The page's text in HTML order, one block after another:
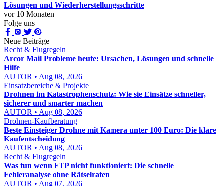
Lösungen und Wiederherstellungsschritte
vor 10 Monaten
Folge uns
Neue Beiträge
Recht & Flugregeln
Arcor Mail Probleme heute: Ursachen, Lösungen und schnelle
Hilfe
AUTOR • Aug 08, 2026
Einsatzbereiche & Projekte
Drohnen im Katastrophenschutz: Wie sie Einsätze schneller,
sicherer und smarter machen
AUTOR • Aug 08, 2026
Drohnen-Kaufberatung
Beste Einsteiger Drohne mit Kamera unter 100 Euro: Die klare
Kaufentscheidung
AUTOR • Aug 08, 2026
Recht & Flugregeln
Was tun wenn FTP nicht funktioniert: Die schnelle
Fehleranalyse ohne Rätselraten
AUTOR • Aug 07, 2026